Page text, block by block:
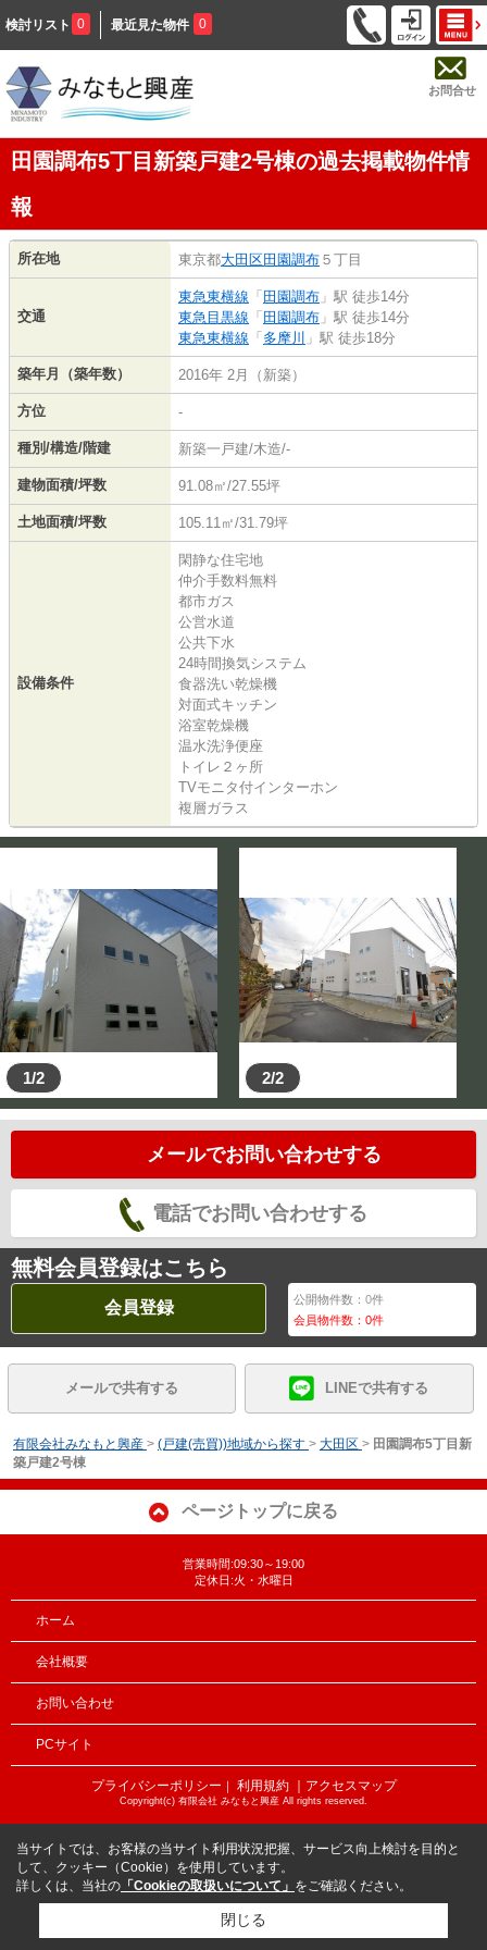
検討リスト 0 最近見た物件 0
お問合せ
田園調布5丁目新築戸建2号棟の過去掲載物件情
報
所在地 東京都大田区田園調布 ５丁目
交通
東急東横線 「田園調布 」駅 徒歩14分
東急目黒線 「田園調布 」駅 徒歩14分
東急東横線 「多摩川 」駅 徒歩18分
築年月（築年数） 2016年 2月（新築）
方位 -
種別/構造/階建 新築一戸建/木造/-
建物面積/坪数 91.08㎡/27.55坪
土地面積/坪数 105.11㎡/31.79坪
設備条件
閑静な住宅地
仲介手数料無料
都市ガス
公営水道
公共下水
24時間換気システム
食器洗い乾燥機
対面式キッチン
浴室乾燥機
温水洗浄便座
トイレ２ヶ所
TVモニタ付インターホン
複層ガラス
1/2 2/2
メールでお問い合わせする
電話でお問い合わせする
無料会員登録はこちら
会員登録 公開物件数：0件
会員物件数：0件
メールで共有する LINEで共有する
有限会社みなもと興産 > (戸建(売買))地域から探す > 大田区 > 田園調布5丁目新
築戸建2号棟
ページトップに戻る
営業時間:09:30～19:00
定休日:火・水曜日
ホーム
会社概要
お問い合わせ
PCサイト
プライバシーポリシー ｜ 利用規約 ｜アクセスマップ
Copyright(c) 有限会社 みなもと興産 All rights reserved.
当サイトでは、お客様の当サイト利用状況把握、サービス向上検討を目的と
して、クッキー（Cookie）を使用しています。
詳しくは、当社の 「Cookieの取扱いについて」 をご確認ください。
閉じる